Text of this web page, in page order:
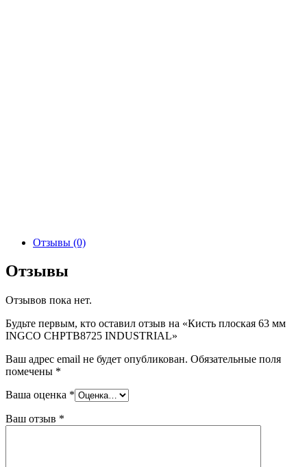
Отзывы (0)
Отзывы
Отзывов пока нет.
Будьте первым, кто оставил отзыв на «Кисть плоская 63 мм
INGCO CHPTB8725 INDUSTRIAL»
Ваш адрес email не будет опубликован. Обязательные поля
помечены *
Ваша оценка *
Ваш отзыв *